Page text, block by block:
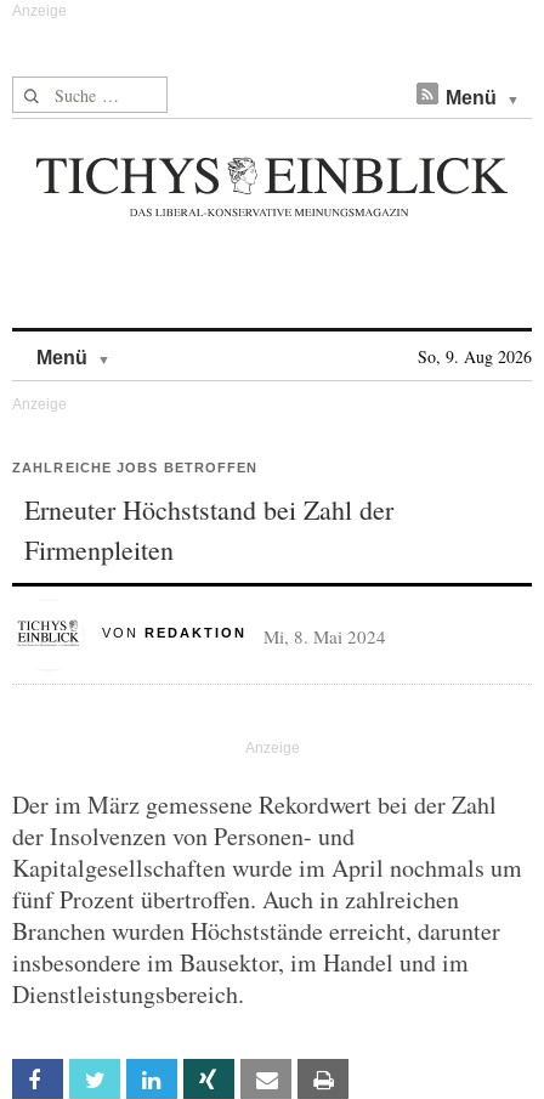
Suche nach: Menü
Menü So, 9. Aug 2026
ZAHLREICHE JOBS BETROFFEN
Erneuter Höchststand bei Zahl der
Firmenpleiten
VON REDAKTION Mi, 8. Mai 2024
Der im März gemessene Rekordwert bei der Zahl
der Insolvenzen von Personen- und
Kapitalgesellschaften wurde im April nochmals um
fünf Prozent übertroffen. Auch in zahlreichen
Branchen wurden Höchststände erreicht, darunter
insbesondere im Bausektor, im Handel und im
Dienstleistungsbereich.
Facebook Twitter Linkedin Xing Email